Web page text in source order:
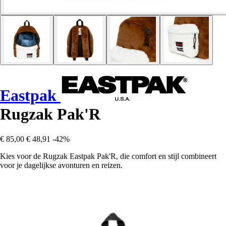
Eastpak
Rugzak Pak'R
€ 85,00 € 48,91 -42%
Kies voor de Rugzak Eastpak Pak'R, die comfort en stijl combineert
voor je dagelijkse avonturen en reizen.